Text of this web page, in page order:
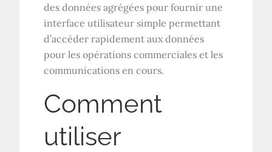
des données agrégées pour fournir une
interface utilisateur simple permettant
d’accéder rapidement aux données
pour les opérations commerciales et les
communications en cours.
Comment
utiliser